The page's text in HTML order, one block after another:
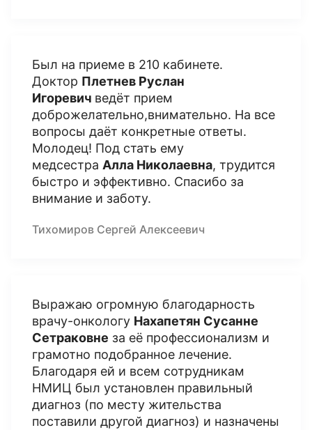
Был на приеме в 210 кабинете.
Доктор Плетнев Руслан
Игоревич ведёт прием
доброжелательно,внимательно. На все
вопросы даёт конкретные ответы.
Молодец! Под стать ему
медсестра Алла Николаевна, трудится
быстро и эффективно. Спасибо за
внимание и заботу.
Тихомиров Сергей Алексеевич
Выражаю огромную благодарность
врачу-онкологу Нахапетян Сусанне
Сетраковне за её профессионализм и
грамотно подобранное лечение.
Благодаря ей и всем сотрудникам
НМИЦ был установлен правильный
диагноз (по месту жительства
поставили другой диагноз) и назначены